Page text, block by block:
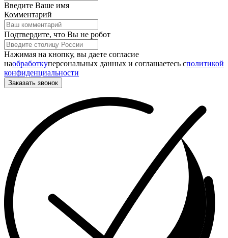
Введите Ваше имя
Комментарий
Подтвердите, что Вы не робот
Нажимая на кнопку, вы даете согласие
наобработкуперсональных данных и соглашаетесь cполитикой
конфиденциальности
Заказать звонок